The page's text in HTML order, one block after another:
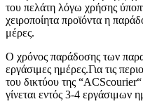
του πελάτη λόγω χρήσης
χειροποίητα προϊόντα η
μέρες.
Ο χρόνος παράδοσης των
εργάσιμες ημέρες.Για τις
του δικτύου της
γίνεται εντός 3-4 εργάσιμων